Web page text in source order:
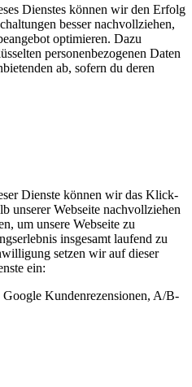
Dienstes können wir den Erfolg
besser nachvollziehen,
optimieren. Dazu
personenbezogenen Daten
ab, sofern du deren
Dienste können wir das Klick-
unserer Webseite nachvollziehen
um unsere Webseite zu
insgesamt laufend zu
setzen wir auf dieser
ein:
Kundenrezensionen, A/B-